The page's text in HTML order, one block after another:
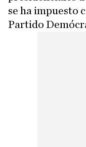
se ha impuesto
Partido